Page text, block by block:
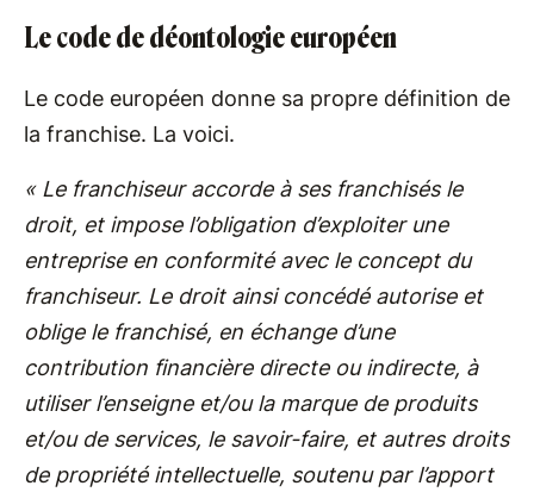
Le code de déontologie européen
Le code européen donne sa propre définition de
la franchise. La voici.
« Le franchiseur accorde à ses franchisés le
droit, et impose l’obligation d’exploiter une
entreprise en conformité avec le concept du
franchiseur. Le droit ainsi concédé autorise et
oblige le franchisé, en échange d’une
contribution financière directe ou indirecte, à
utiliser l’enseigne et/ou la marque de produits
et/ou de services, le savoir-faire, et autres droits
de propriété intellectuelle, soutenu par l’apport